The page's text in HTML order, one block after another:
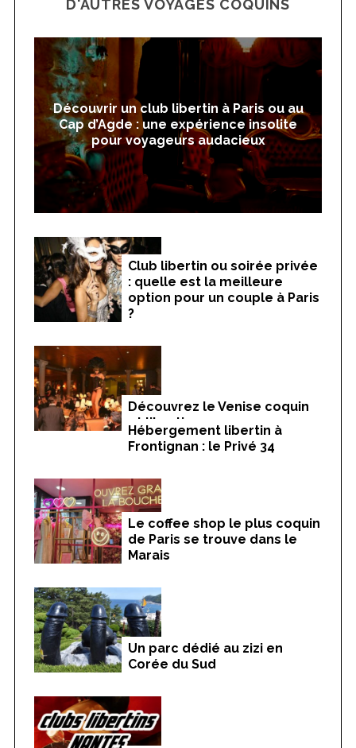
D'AUTRES VOYAGES COQUINS
Découvrir un club libertin à Paris ou au
Cap d’Agde : une expérience insolite
pour voyageurs audacieux
Club libertin ou soirée privée
: quelle est la meilleure
option pour un couple à Paris
?
Découvrez le Venise coquin
et libertin
Hébergement libertin à
Frontignan : le Privé 34
Le coffee shop le plus coquin
de Paris se trouve dans le
Marais
Un parc dédié au zizi en
Corée du Sud